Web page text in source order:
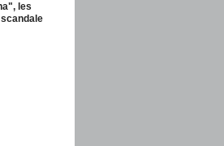
les